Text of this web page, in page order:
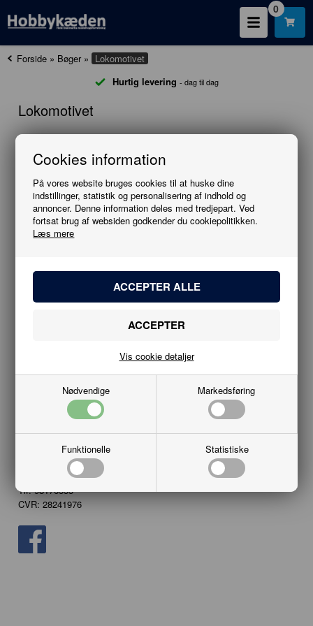
Cookies information
På vores website bruges cookies til at huske dine
indstillinger, statistik og personalisering af indhold og
annoncer. Denne information deles med tredjepart. Ved
fortsat brug af websiden godkender du cookiepolitikken.
Læs mere
Nødvendige Markedsføring
Funktionelle Statistiske
Vis cookie detaljer
0
Forside » Bøger» Lokomotivet
Hurtig levering - dag til dag
Lokomotivet
Information
FACEBOOK
NYHEDER
KUNDECENTER
Kundeservice
Hobbykæden
Vesterbro 20B
9000 Aalborg
info@hobbykaeden.dk
Tlf. 98176555
CVR: 28241976